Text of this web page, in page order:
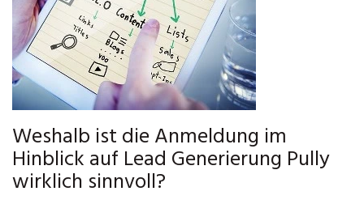
Weshalb ist die Anmeldung im
Hinblick auf Lead Generierung Pully
wirklich sinnvoll?